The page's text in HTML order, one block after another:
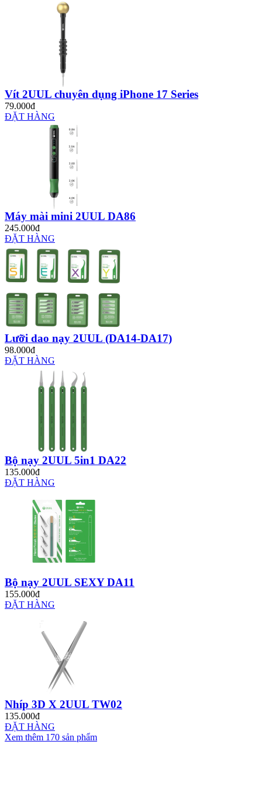
Vít 2UUL chuyên dụng iPhone 17 Series
79.000đ
ĐẶT HÀNG
Máy mài mini 2UUL DA86
245.000đ
ĐẶT HÀNG
Lưỡi dao nạy 2UUL (DA14-DA17)
98.000đ
ĐẶT HÀNG
Bộ nạy 2UUL 5in1 DA22
135.000đ
ĐẶT HÀNG
Bộ nạy 2UUL SEXY DA11
155.000đ
ĐẶT HÀNG
Nhíp 3D X 2UUL TW02
135.000đ
ĐẶT HÀNG
Xem thêm 170 sản phẩm